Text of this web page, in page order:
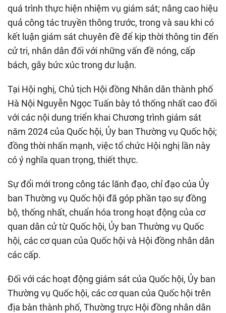
quá trình thực hiện nhiệm vụ giám sát; nâng cao hiệu
quả công tác truyền thông trước, trong và sau khi có
kết luận giám sát chuyên đề để kịp thời thông tin đến
cử tri, nhân dân đối với những vấn đề nóng, cấp
bách, gây bức xúc trong dư luận.
Tại Hội nghị, Chủ tịch Hội đồng Nhân dân thành phố
Hà Nội Nguyễn Ngọc Tuấn bày tỏ thống nhất cao đối
với các nội dung triển khai Chương trình giám sát
năm 2024 của Quốc hội, Ủy ban Thường vụ Quốc hội;
đồng thời nhấn mạnh, việc tổ chức Hội nghị lần này
có ý nghĩa quan trọng, thiết thực.
Sự đổi mới trong công tác lãnh đạo, chỉ đạo của Ủy
ban Thường vụ Quốc hội đã góp phần tạo sự đồng
bộ, thống nhất, chuẩn hóa trong hoạt động của cơ
quan dân cử từ Quốc hội, Ủy ban Thường vụ Quốc
hội, các cơ quan của Quốc hội và Hội đồng nhân dân
các cấp.
Đối với các hoạt động giám sát của Quốc hội, Ủy ban
Thường vụ Quốc hội, các cơ quan của Quốc hội trên
địa bàn thành phố, Thường trực Hội đồng nhân dân